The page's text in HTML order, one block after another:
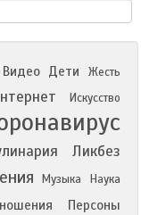
Видео Дети
Жесть
Искусство
Ликбез
Музыка Наука
Персоны